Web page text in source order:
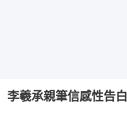
李羲承親筆信感性告白